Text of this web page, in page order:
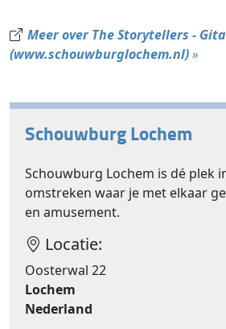
Meer over The Storytellers -
(www.schouwburglochem.nl)»
Schouwburg Lochem
Schouwburg Lochem is dé plek
omstreken waar je met elkaar
en amusement.
Locatie:
Oosterwal 22
Lochem
Nederland